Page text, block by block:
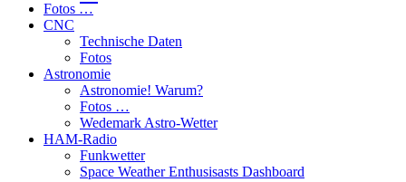
Fotos …
CNC
Technische Daten
Fotos
Astronomie
Astronomie! Warum?
Fotos …
Wedemark Astro-Wetter
HAM-Radio
Funkwetter
Space Weather Enthusisasts Dashboard